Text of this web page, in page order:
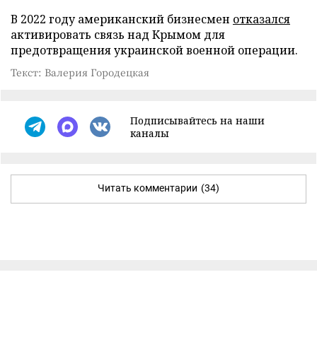
В 2022 году американский бизнесмен отказался
активировать связь над Крымом для
предотвращения украинской военной операции.
Текст: Валерия Городецкая
Подписывайтесь на наши
каналы
Читать комментарии (34)